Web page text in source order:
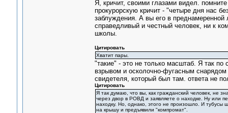
Я, кричит, своими глазами видел.
прокурорскую кричит - "четыре дня нас
заблуждения. А вы его в преднамеренной
справедливый и честный человек, ни к
школы.
Цитировать
Хватит пары.
"такие" - это не только масштаб. Я так
взрывом и осколочно-фугасным снарядом
свидетеля, который был там. ответа не
Цитировать
Я так думаю, что вы, как гражданский человек, не
через двор в РОВД и заявляете о находке. Ну или
находку. Но, однако, этого не произошло. И тубусы
на крышу и предъявили "компромат".